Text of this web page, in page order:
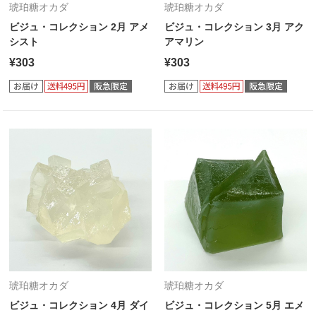
琥珀糖オカダ
ビジュ・コレクション 2月 アメ
シスト
¥303
琥珀糖オカダ
ビジュ・コレクション 3月 アク
アマリン
¥303
琥珀糖オカダ
ビジュ・コレクション 4月 ダイ
琥珀糖オカダ
ビジュ・コレクション 5月 エメ